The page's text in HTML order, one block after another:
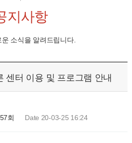
지사항
소식을 알려드립니다.
센터 이용 및 프로그램 안내
회 Date 20-03-25 16:24